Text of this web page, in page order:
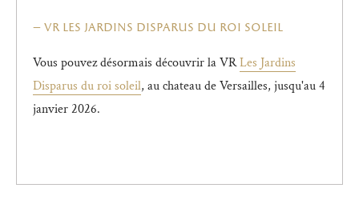
vr les jardins disparus du roi soleil
Vous pouvez désormais découvrir la VRLes Jardins
Disparus du roi soleil, au chateau de Versailles, jusqu'au 4
janvier 2026.